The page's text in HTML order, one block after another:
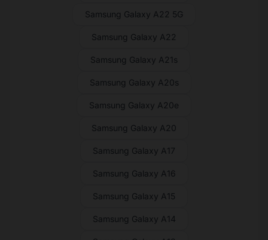
Samsung Galaxy A22 5G
Samsung Galaxy A22
Samsung Galaxy A21s
Samsung Galaxy A20s
Samsung Galaxy A20e
Samsung Galaxy A20
Samsung Galaxy A17
Samsung Galaxy A16
Samsung Galaxy A15
Samsung Galaxy A14